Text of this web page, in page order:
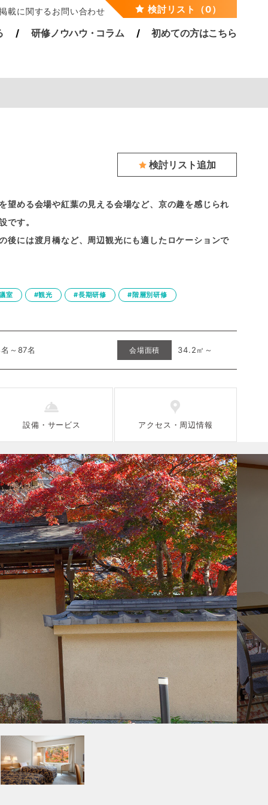
載に関するお問い合わせ 検討リスト（0）
研修ノウハウ・ コラム 初めての方はこちら
検討リスト追加
望める会場や紅葉の見える会場など、京の趣を感じられ
です。
後には渡月橋など、周辺観光にも適したロケーションで
室 #観光 #長期研修 #階層別研修
～87名 会場面積 34.2㎡～
設備 ・ サービス アクセス ・ 周辺情報